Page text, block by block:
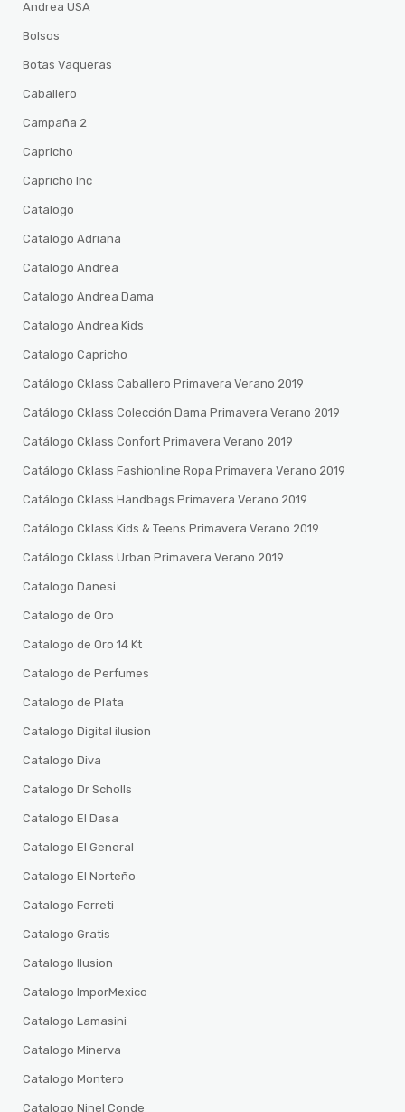
Andrea USA
Bolsos
Botas Vaqueras
Caballero
Campaña 2
Capricho
Capricho Inc
Catalogo
Catalogo Adriana
Catalogo Andrea
Catalogo Andrea Dama
Catalogo Andrea Kids
Catalogo Capricho
Catálogo Cklass Caballero Primavera Verano 2019
Catálogo Cklass Colección Dama Primavera Verano 2019
Catálogo Cklass Confort Primavera Verano 2019
Catálogo Cklass Fashionline Ropa Primavera Verano 2019
Catálogo Cklass Handbags Primavera Verano 2019
Catálogo Cklass Kids & Teens Primavera Verano 2019
Catálogo Cklass Urban Primavera Verano 2019
Catalogo Danesi
Catalogo de Oro
Catalogo de Oro 14 Kt
Catalogo de Perfumes
Catalogo de Plata
Catalogo Digital ilusion
Catalogo Diva
Catalogo Dr Scholls
Catalogo El Dasa
Catalogo El General
Catalogo El Norteño
Catalogo Ferreti
Catalogo Gratis
Catalogo Ilusion
Catalogo ImporMexico
Catalogo Lamasini
Catalogo Minerva
Catalogo Montero
Catalogo Ninel Conde